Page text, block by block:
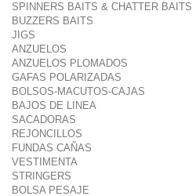
SPINNERS BAITS & CHATTER BAITS
BUZZERS BAITS
JIGS
ANZUELOS
ANZUELOS PLOMADOS
GAFAS POLARIZADAS
BOLSOS-MACUTOS-CAJAS
BAJOS DE LINEA
SACADORAS
REJONCILLOS
FUNDAS CAÑAS
VESTIMENTA
STRINGERS
BOLSA PESAJE